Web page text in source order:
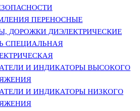
ПЕРЕНОСНЫЕ
ДОРОЖКИ ДИЭЛЕКТРИЧЕСКИЕ
СПЕЦИАЛЬНАЯ
И ИНДИКАТОРЫ ВЫСОКОГО
И ИНДИКАТОРЫ НИЗКОГО